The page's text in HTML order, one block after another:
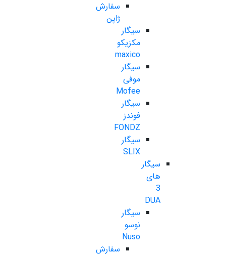
سفارش
ژاپن
سیگار
مکزیکو
maxico
سیگار
موفی
Mofee
سیگار
فوندز
FONDZ
سیگار
SLIX
سیگار
های
3
DUA
سیگار
نوسو
Nuso
سفارش